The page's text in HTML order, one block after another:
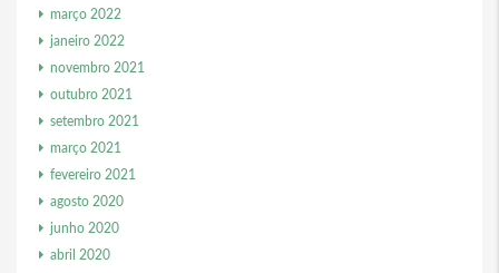
março 2022
janeiro 2022
novembro 2021
outubro 2021
setembro 2021
março 2021
fevereiro 2021
agosto 2020
junho 2020
abril 2020